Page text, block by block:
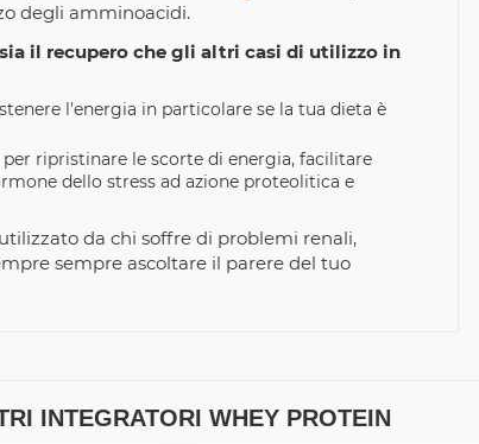
degli amminoacidi.
il recupero che gli altri casi di utilizzo in
l'energia in particolare se la tua dieta è
per ripristinare le scorte di energia, facilitare
dello stress ad azione proteolitica e
da chi soffre di problemi renali,
sempre ascoltare il parere del tuo
INTEGRATORI WHEY PROTEIN